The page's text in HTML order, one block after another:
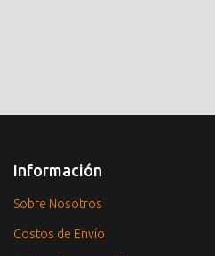
Información
Sobre Nosotros
Costos de Envío